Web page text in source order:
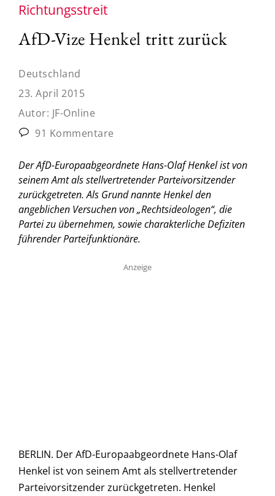
Richtungsstreit
AfD-Vize Henkel tritt zurück
Deutschland
23. April 2015
Autor: JF-Online
91 Kommentare
Der AfD-Europaabgeordnete Hans-Olaf Henkel ist von
seinem Amt als stellvertretender Parteivorsitzender
zurückgetreten. Als Grund nannte Henkel den
angeblichen Versuchen von „Rechtsideologen“, die
Partei zu übernehmen, sowie charakterliche Defiziten
führender Parteifunktionäre.
Anzeige
BERLIN. Der AfD-Europaabgeordnete Hans-Olaf
Henkel ist von seinem Amt als stellvertretender
Parteivorsitzender zurückgetreten. Henkel